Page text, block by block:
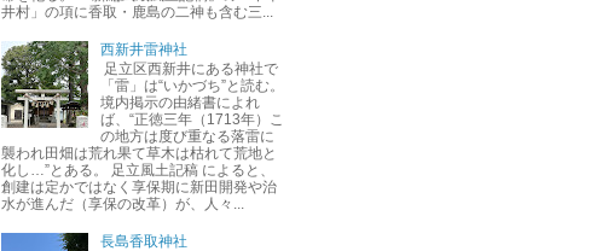
井村」の項に香取・鹿島の二神も含む三...
西新井雷神社
足立区西新井にある神社で
「雷」は“いかづち”と読む。
境内掲示の由緒書によれ
ば、“正徳三年（1713年）こ
の地方は度び重なる落雷に
襲われ田畑は荒れ果て草木は枯れて荒地と
化し…”とある。 足立風土記稿 によると、
創建は定かではなく享保期に新田開発や治
水が進んだ（享保の改革）が、人々...
長島香取神社